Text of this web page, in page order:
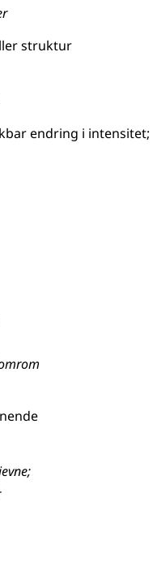
struktur
endring i intensitet;
;